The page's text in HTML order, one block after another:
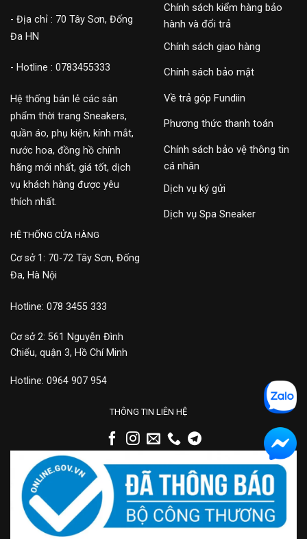
- Địa chỉ : 70 Tây Sơn, Đống
Đa HN
- Hotline : 0783455333
Hệ thống bán lẻ các sản
phẩm thời trang Sneakers,
quần áo, phụ kiện, kính mắt,
nước hoa, đồng hồ chính
hãng mới nhất, giá tốt, dịch
vụ khách hàng được yêu
thích nhất.
Chính sách kiểm hàng bảo
hành và đổi trả
Chính sách giao hàng
Chính sách bảo mật
Về trả góp Fundiin
Phương thức thanh toán
Chính sách bảo vệ thông tin
cá nhân
Dịch vụ ký gửi
Dịch vụ Spa Sneaker
HỆ THỐNG CỬA HÀNG
Cơ sở 1: 70-72 Tây Sơn, Đống
Đa, Hà Nội
Hotline: 078 3455 333
Cơ sở 2: 561 Nguyễn Đình
Chiểu, quận 3, Hồ Chí Minh
Hotline: 0964 907 954
THÔNG TIN LIÊN HỆ